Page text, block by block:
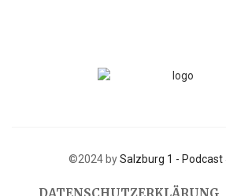
©2024 bySalzburg 1 - Podcast